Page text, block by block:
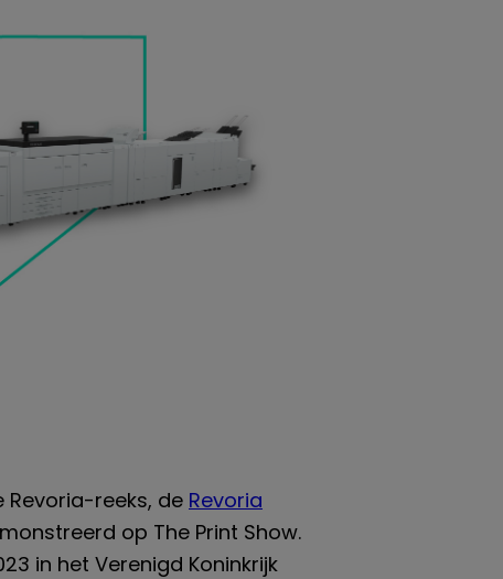
Revoria-reeks, de Revoria
op The Print Show.
in het Verenigd Koninkrijk